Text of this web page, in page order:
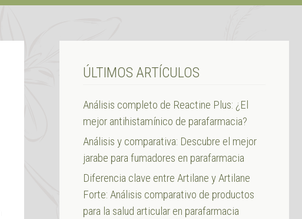
ÚLTIMOS ARTÍCULOS
Análisis completo de Reactine Plus: ¿El
mejor antihistamínico de parafarmacia?
Análisis y comparativa: Descubre el mejor
jarabe para fumadores en parafarmacia
Diferencia clave entre Artilane y Artilane
Forte: Análisis comparativo de productos
para la salud articular en parafarmacia